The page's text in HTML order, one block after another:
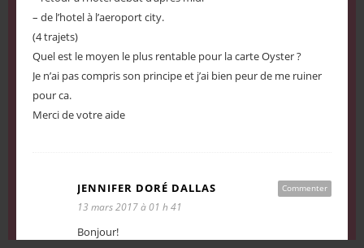
– de l’hotel à l’aeroport city.
(4 trajets)
Quel est le moyen le plus rentable pour la carte Oyster ?
Je n’ai pas compris son principe et j’ai bien peur de me ruiner
pour ca.
Merci de votre aide
Commenter
JENNIFER DORÉ DALLAS
13 mars 2017 à 01 h 41
Bonjour!